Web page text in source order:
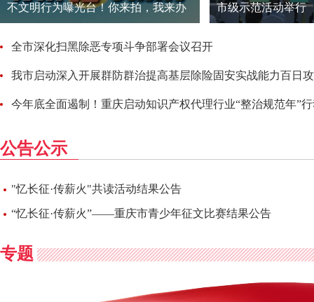
不文明行为曝光台！你来拍，我来办
市级示范活动举行
全市深化扫黑除恶专项斗争部署会议召开
我市启动深入开展群防群治提高基层除险固安实战能力百日
今年底全面遏制！重庆启动知识产权代理行业“整治规范年”
公告公示
"忆长征·传薪火"共读活动结果公告
“忆长征·传薪火”——重庆市青少年征文比赛结果公告
专题